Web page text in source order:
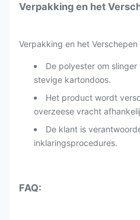
Verpakking en het
Verpakking en het
De polyester om
stevige kartondoos.
Het product wordt
overzeese vracht
De klant is
inklaringsprocedures.
FAQ: